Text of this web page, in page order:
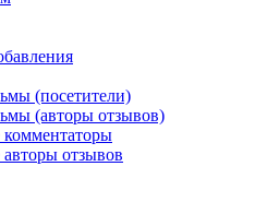
(посетители)
(авторы отзывов)
отзывов